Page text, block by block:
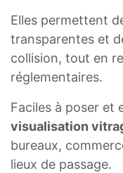
Elles permettent
transparentes et
collision, tout en
réglementaires.
Faciles à poser et
visualisation
bureaux,
lieux de passage.